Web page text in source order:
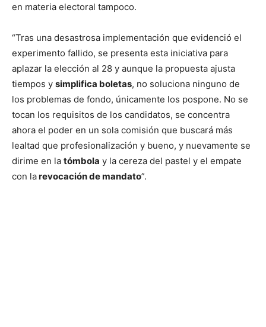
en materia electoral tampoco.
“Tras una desastrosa implementación que evidenció el
experimento fallido, se presenta esta iniciativa para
aplazar la elección al 28 y aunque la propuesta ajusta
tiempos y simplifica boletas, no soluciona ninguno de
los problemas de fondo, únicamente los pospone. No se
tocan los requisitos de los candidatos, se concentra
ahora el poder en un sola comisión que buscará más
lealtad que profesionalización y bueno, y nuevamente se
dirime en la tómbola y la cereza del pastel y el empate
con larevocación de mandato”.